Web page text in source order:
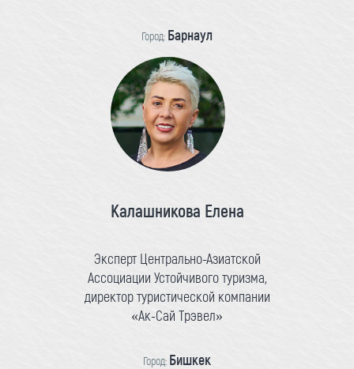
Город: Барнаул
Калашникова Елена
Эксперт Центрально-Азиатской
Ассоциации Устойчивого туризма,
директор туристической компании
«Ак-Сай Трэвел»
Город: Бишкек